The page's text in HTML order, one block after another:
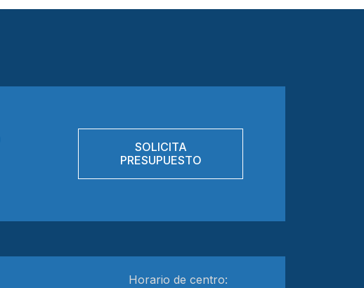
SOLICITA
PRESUPUESTO
Horario de centro: